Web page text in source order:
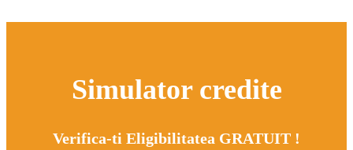
Simulator credite
Verifica-ti Eligibilitatea GRATUIT !